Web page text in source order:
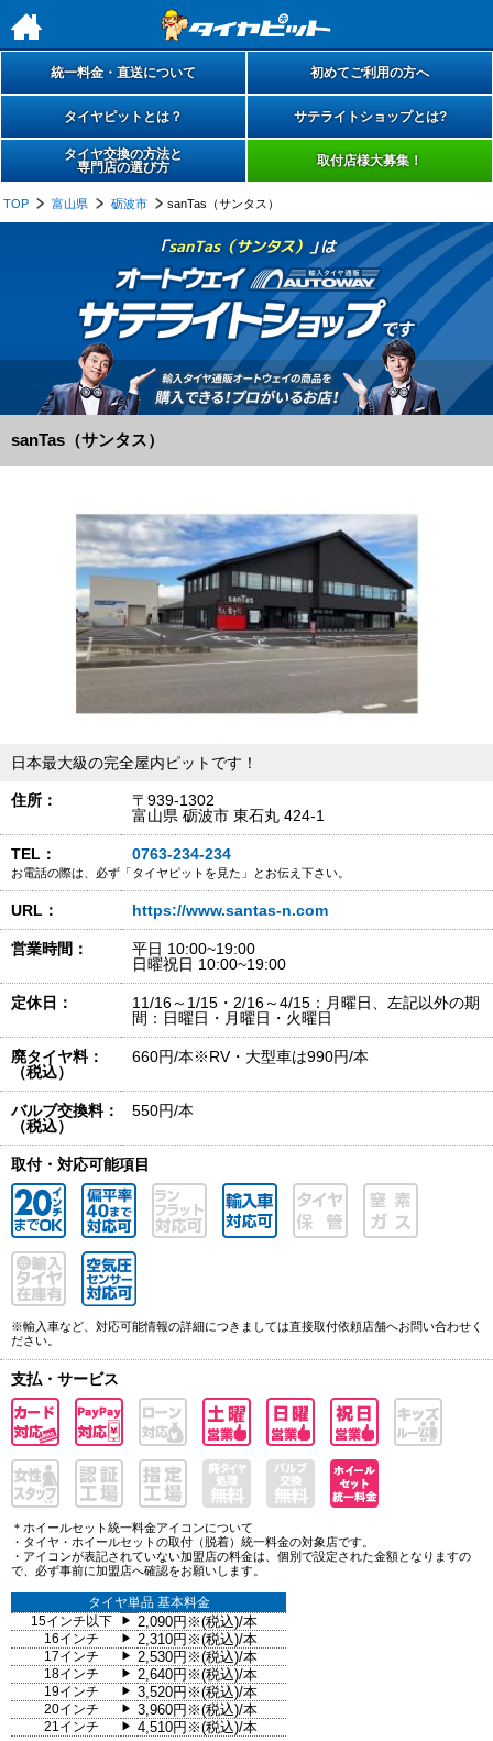
h
統一料金・直送について 初めてご利用の方へ
タイヤピットとは？ サテライトショップとは?
タイヤ交換の方法と
専門店の選び方
取付店様大募集！
TOP 富山県 砺波市 sanTas（サンタス）
「sanTas（サンタス） 」は
sanTas（サンタス）
日本最大級の完全屋内ピットです！
住所：
〒939-1302
富山県 砺波市 東石丸 424-1
TEL： 0763-234-234
お電話の際は、必ず「タイヤピットを見た」とお伝え下さい。
URL： https://www.santas-n.com
営業時間：
平日 10:00~19:00
日曜祝日 10:00~19:00
定休日：
11/16～1/15・2/16～4/15：月曜日、左記以外の期
間：日曜日・月曜日・火曜日
廃タイヤ料：
（税込）
660円/本※RV・大型車は990円/本
バルブ交換料：
（税込）
550円/本
取付・対応可能項目
※輸入車など、対応可能情報の詳細につきましては直接取付依頼店舗へお問い合わせく
ださい。
支払・サービス
＊ホイールセット統一料金アイコンについて
・タイヤ・ホイールセットの取付（脱着）統一料金の対象店です。
・アイコンが表記されていない加盟店の料金は、個別で設定された金額となりますの
で、必ず事前に加盟店へ確認をお願いします。
タイヤ単品 基本料金
15インチ以下
▶ 2,090円※(税込)/本
16インチ ▶ 2,310円※(税込)/本
17インチ ▶ 2,530円※(税込)/本
18インチ ▶ 2,640円※(税込)/本
19インチ ▶ 3,520円※(税込)/本
20インチ ▶ 3,960円※(税込)/本
21インチ ▶ 4,510円※(税込)/本